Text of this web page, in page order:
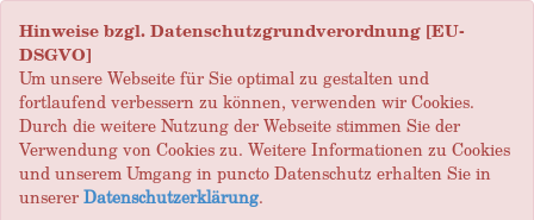
Hinweise bzgl. Datenschutzgrundverordnung [EU-
DSGVO]
Um unsere Webseite für Sie optimal zu gestalten und
fortlaufend verbessern zu können, verwenden wir Cookies.
Durch die weitere Nutzung der Webseite stimmen Sie der
Verwendung von Cookies zu. Weitere Informationen zu Cookies
und unserem Umgang in puncto Datenschutz erhalten Sie in
unsererDatenschutzerklärung.